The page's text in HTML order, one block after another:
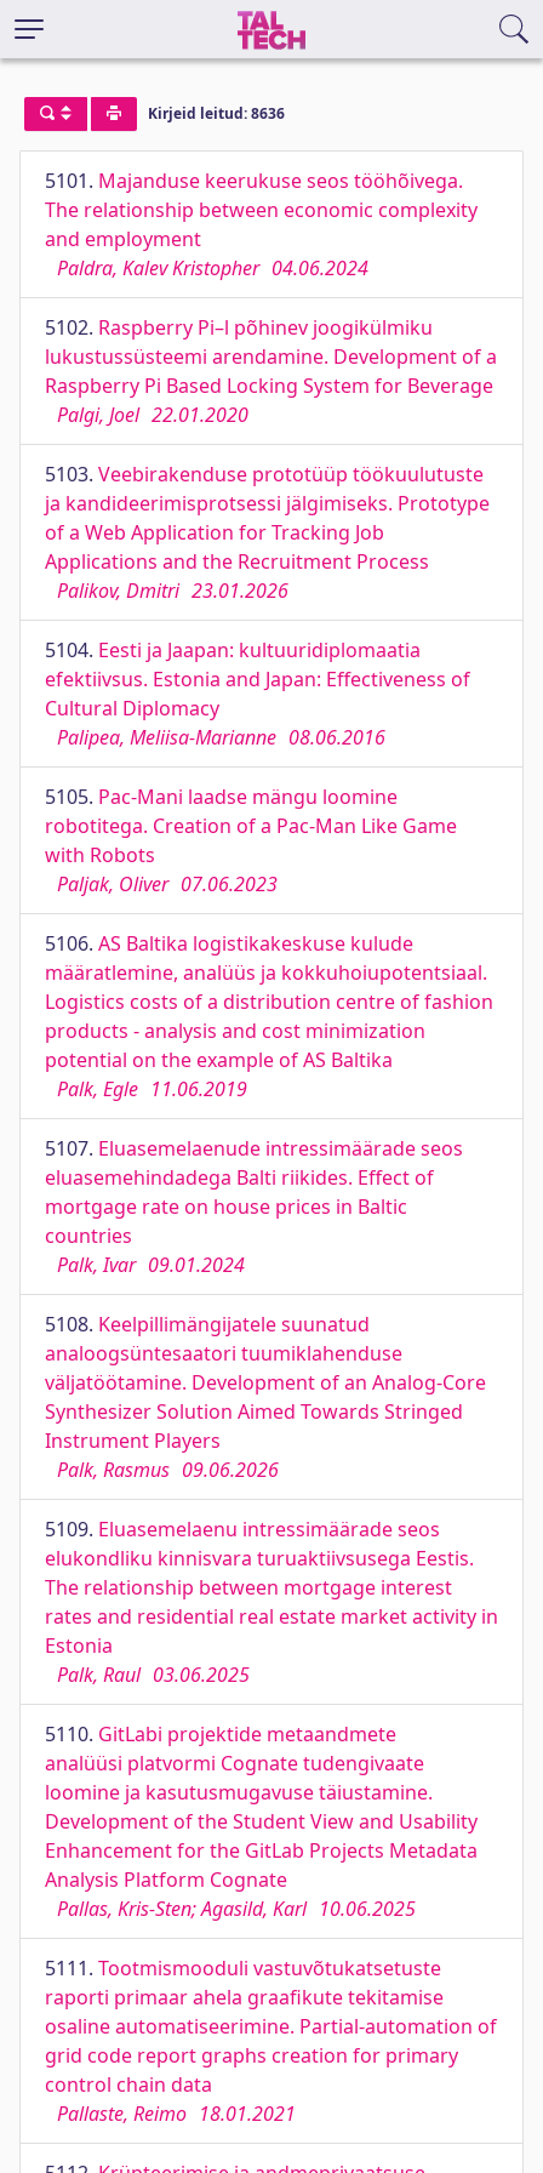
Kirjeid leitud: 8636
5101. Majanduse keerukuse seos tööhõivega.
The relationship between economic complexity
and employment
Paldra, Kalev Kristopher 04.06.2024
5102. Raspberry Pi–l põhinev joogikülmiku
lukustussüsteemi arendamine. Development of a
Raspberry Pi Based Locking System for Beverage
Palgi, Joel 22.01.2020
5103. Veebirakenduse prototüüp töökuulutuste
ja kandideerimisprotsessi jälgimiseks. Prototype
of a Web Application for Tracking Job
Applications and the Recruitment Process
Palikov, Dmitri 23.01.2026
5104. Eesti ja Jaapan: kultuuridiplomaatia
efektiivsus. Estonia and Japan: Effectiveness of
Cultural Diplomacy
Palipea, Meliisa-Marianne 08.06.2016
5105. Pac-Mani laadse mängu loomine
robotitega. Creation of a Pac-Man Like Game
with Robots
Paljak, Oliver 07.06.2023
5106. AS Baltika logistikakeskuse kulude
määratlemine, analüüs ja kokkuhoiupotentsiaal.
Logistics costs of a distribution centre of fashion
products - analysis and cost minimization
potential on the example of AS Baltika
Palk, Egle 11.06.2019
5107. Eluasemelaenude intressimäärade seos
eluasemehindadega Balti riikides. Effect of
mortgage rate on house prices in Baltic
countries
Palk, Ivar 09.01.2024
5108. Keelpillimängijatele suunatud
analoogsüntesaatori tuumiklahenduse
väljatöötamine. Development of an Analog-Core
Synthesizer Solution Aimed Towards Stringed
Instrument Players
Palk, Rasmus 09.06.2026
5109. Eluasemelaenu intressimäärade seos
elukondliku kinnisvara turuaktiivsusega Eestis.
The relationship between mortgage interest
rates and residential real estate market activity in
Estonia
Palk, Raul 03.06.2025
5110. GitLabi projektide metaandmete
analüüsi platvormi Cognate tudengivaate
loomine ja kasutusmugavuse täiustamine.
Development of the Student View and Usability
Enhancement for the GitLab Projects Metadata
Analysis Platform Cognate
Pallas, Kris-Sten; Agasild, Karl 10.06.2025
5111. Tootmismooduli vastuvõtukatsetuste
raporti primaar ahela graafikute tekitamise
osaline automatiseerimine. Partial-automation of
grid code report graphs creation for primary
control chain data
Pallaste, Reimo 18.01.2021